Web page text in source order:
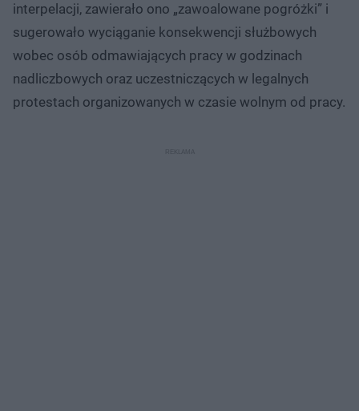
interpelacji, zawierało ono „zawoalowane pogróżki” i
sugerowało wyciąganie konsekwencji służbowych
wobec osób odmawiających pracy w godzinach
nadliczbowych oraz uczestniczących w legalnych
protestach organizowanych w czasie wolnym od pracy.